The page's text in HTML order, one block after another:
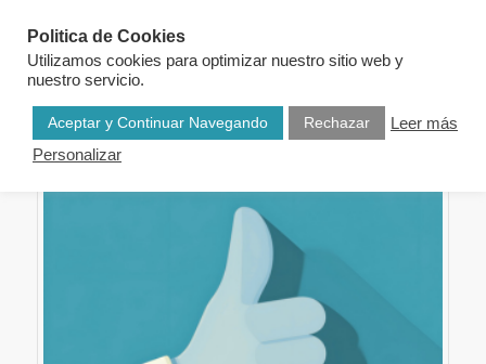
Politica de Cookies
Utilizamos cookies para optimizar nuestro sitio web y
nuestro servicio.
Aceptar y Continuar Navegando Rechazar
Leer más
Personalizar